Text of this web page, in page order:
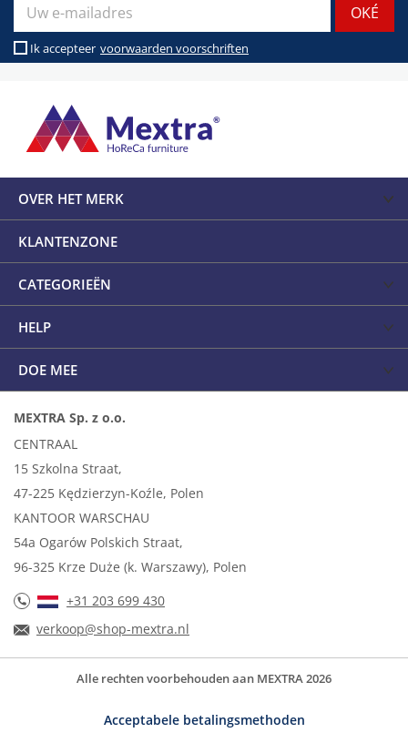
Ik accepteer voorwaarden voorschriften
OVER HET MERK
KLANTENZONE
CATEGORIEËN
HELP
DOE MEE
MEXTRA Sp. z o.o.
CENTRAAL
15 Szkolna Straat,
47-225 Kędzierzyn-Koźle, Polen
KANTOOR WARSCHAU
54a Ogarów Polskich Straat,
96-325 Krze Duże (k. Warszawy), Polen
+31 203 699 430
verkoop@shop-mextra.nl
Alle rechten voorbehouden aan MEXTRA 2026
Acceptabele betalingsmethoden